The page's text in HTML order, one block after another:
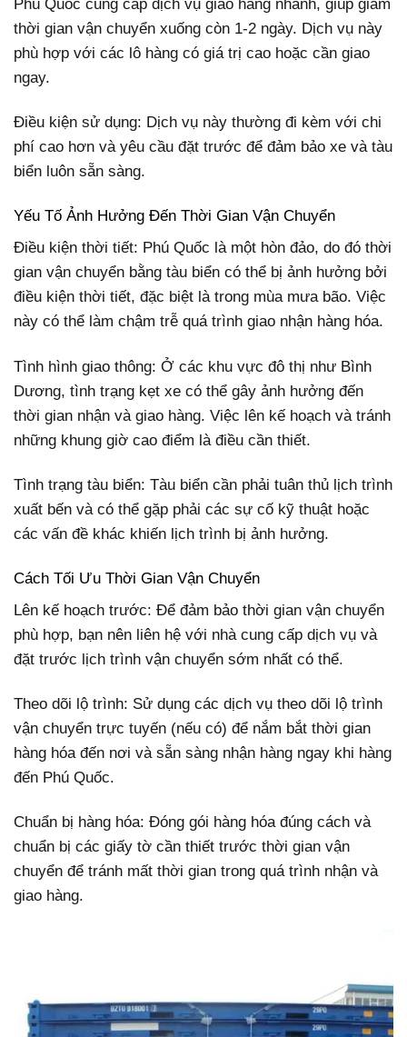
Phú Quốc cung cấp dịch vụ giao hàng nhanh, giúp giảm
thời gian vận chuyển xuống còn 1-2 ngày. Dịch vụ này
phù hợp với các lô hàng có giá trị cao hoặc cần giao
ngay.
Điều kiện sử dụng: Dịch vụ này thường đi kèm với chi
phí cao hơn và yêu cầu đặt trước để đảm bảo xe và tàu
biển luôn sẵn sàng.
Yếu Tố Ảnh Hưởng Đến Thời Gian Vận Chuyển
Điều kiện thời tiết: Phú Quốc là một hòn đảo, do đó thời
gian vận chuyển bằng tàu biển có thể bị ảnh hưởng bởi
điều kiện thời tiết, đặc biệt là trong mùa mưa bão. Việc
này có thể làm chậm trễ quá trình giao nhận hàng hóa.
Tình hình giao thông: Ở các khu vực đô thị như Bình
Dương, tình trạng kẹt xe có thể gây ảnh hưởng đến
thời gian nhận và giao hàng. Việc lên kế hoạch và tránh
những khung giờ cao điểm là điều cần thiết.
Tình trạng tàu biển: Tàu biển cần phải tuân thủ lịch trình
xuất bến và có thể gặp phải các sự cố kỹ thuật hoặc
các vấn đề khác khiến lịch trình bị ảnh hưởng.
Cách Tối Ưu Thời Gian Vận Chuyển
Lên kế hoạch trước: Để đảm bảo thời gian vận chuyển
phù hợp, bạn nên liên hệ với nhà cung cấp dịch vụ và
đặt trước lịch trình vận chuyển sớm nhất có thể.
Theo dõi lộ trình: Sử dụng các dịch vụ theo dõi lộ trình
vận chuyển trực tuyến (nếu có) để nắm bắt thời gian
hàng hóa đến nơi và sẵn sàng nhận hàng ngay khi hàng
đến Phú Quốc.
Chuẩn bị hàng hóa: Đóng gói hàng hóa đúng cách và
chuẩn bị các giấy tờ cần thiết trước thời gian vận
chuyển để tránh mất thời gian trong quá trình nhận và
giao hàng.